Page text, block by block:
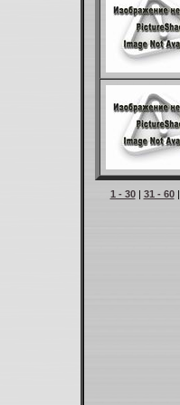
1 - 30| 31 - 60|